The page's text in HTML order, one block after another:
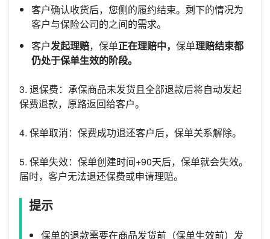
客户确认收货后，您侧的履约结束。剩下的情况为
客户与保险公司的之间的需求。
客户发起理赔，保单正在理赔中， 保单理赔结束都
仍处于保单生效的阶段。
3. 退保费：承保商品未发货且全部退款后将自动发起
保费退款，原路返回给客户。
4. 保单取消：保费成功退还客户后，保单关系解除。
5. 保单失效：保单创建时间+90天后，保单就会失效。
届时，客户无法退还保费或申请理赔。
提示
保单的退款需要在商品发货前（保单生效前）发